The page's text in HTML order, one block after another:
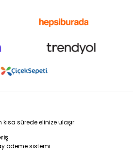
sürede elinize ulaşır.
ödeme sistemi